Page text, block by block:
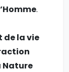
.
la vie
Nature